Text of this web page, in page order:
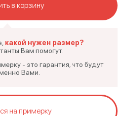
в корзину
какой нужен размер?
Вам помогут.
- это гарантия, что будут
Вами.
на примерку